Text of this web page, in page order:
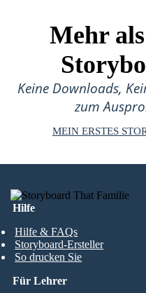
Mehr
Keine Downloads,
zum
MEIN ERSTES
Hilfe
Hilfe & FAQs
Storyboard-Ersteller
So drucken Sie
Für Lehrer